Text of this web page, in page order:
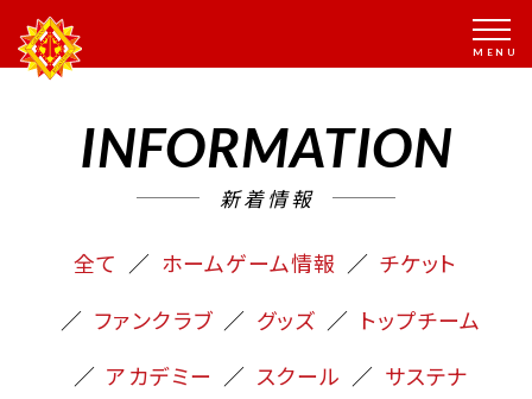
INFORMATION
新着情報
全て ホームゲーム情報
チケット
ファンクラブ
グッズ
トップチーム
アカデミー
スクール
サステナ